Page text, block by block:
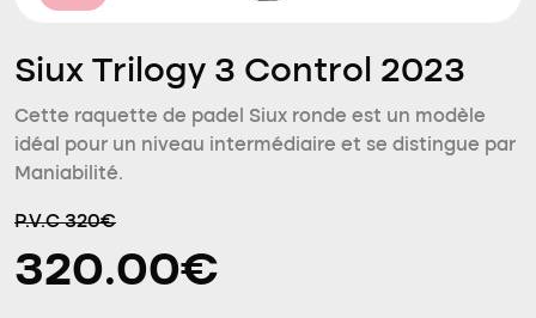
Siux Trilogy 3 Control 2023
Cette raquette de padel Siux ronde est un modèle
idéal pour un niveau intermédiaire et se distingue par
Maniabilité.
P.V.C 320€
320.00€